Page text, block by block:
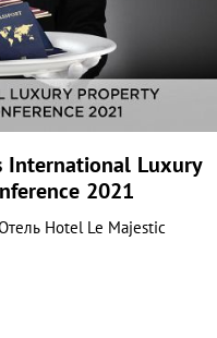
International Luxury
2021
Hotel Le Majestic